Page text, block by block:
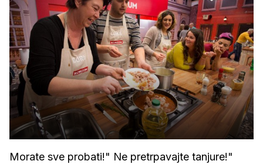
Morate sve probati!" Ne pretrpavajte tanjure!"